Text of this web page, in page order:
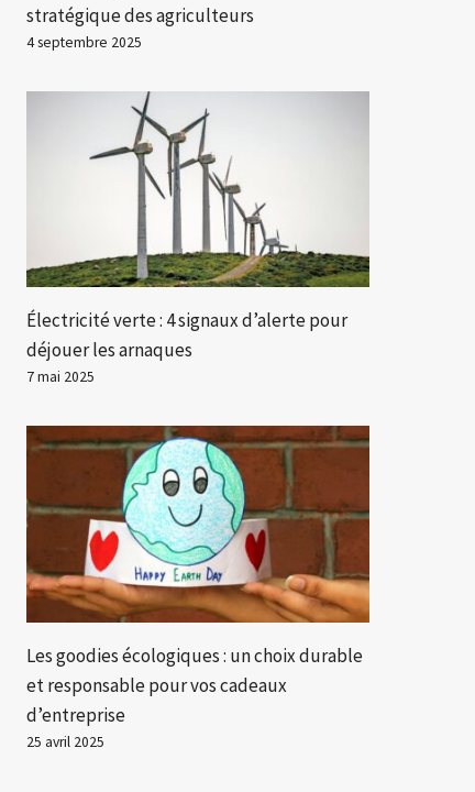
stratégique des agriculteurs
4 septembre 2025
Électricité verte : 4 signaux d’alerte pour
déjouer les arnaques
7 mai 2025
Les goodies écologiques : un choix durable
et responsable pour vos cadeaux
d’entreprise
25 avril 2025